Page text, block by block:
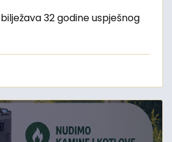
32 godine uspješnog